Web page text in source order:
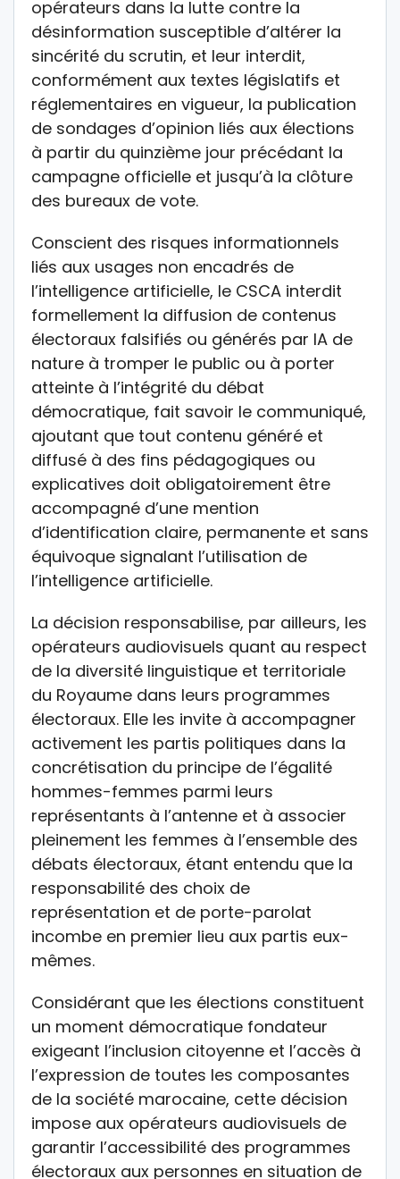
opérateurs dans la lutte contre la
désinformation susceptible d’altérer la
sincérité du scrutin, et leur interdit,
conformément aux textes législatifs et
réglementaires en vigueur, la publication
de sondages d’opinion liés aux élections
à partir du quinzième jour précédant la
campagne officielle et jusqu’à la clôture
des bureaux de vote.
Conscient des risques informationnels
liés aux usages non encadrés de
l’intelligence artificielle, le CSCA interdit
formellement la diffusion de contenus
électoraux falsifiés ou générés par IA de
nature à tromper le public ou à porter
atteinte à l’intégrité du débat
démocratique, fait savoir le communiqué,
ajoutant que tout contenu généré et
diffusé à des fins pédagogiques ou
explicatives doit obligatoirement être
accompagné d’une mention
d’identification claire, permanente et sans
équivoque signalant l’utilisation de
l’intelligence artificielle.
La décision responsabilise, par ailleurs, les
opérateurs audiovisuels quant au respect
de la diversité linguistique et territoriale
du Royaume dans leurs programmes
électoraux. Elle les invite à accompagner
activement les partis politiques dans la
concrétisation du principe de l’égalité
hommes-femmes parmi leurs
représentants à l’antenne et à associer
pleinement les femmes à l’ensemble des
débats électoraux, étant entendu que la
responsabilité des choix de
représentation et de porte-parolat
incombe en premier lieu aux partis eux-
mêmes.
Considérant que les élections constituent
un moment démocratique fondateur
exigeant l’inclusion citoyenne et l’accès à
l’expression de toutes les composantes
de la société marocaine, cette décision
impose aux opérateurs audiovisuels de
garantir l’accessibilité des programmes
électoraux aux personnes en situation de